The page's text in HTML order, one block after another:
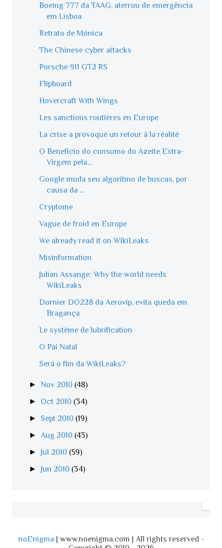
Boeing 777 da TAAG, aterrou de emergência
em Lisboa
Retrato de Mónica
The Chinese cyber attacks
Porsche 911 GT2 RS
Flipboard
Hovercraft With Wings
Les sanctions routières en Europe
La crise a provoqué un retour à la réalité
O Benefício do consumo do Azeite Extra-
Virgem pela...
Google muda seu algoritmo de buscas, por
causa da ...
Cryptome
Vague de froid en Europe
We already read it on WikiLeaks
Misinformation
Julian Assange: Why the world needs
WikiLeaks
Dornier DO228 da Aerovip, evita queda em
Bragança
Le système de lubrification
O Pai Natal
Será o fim da WikiLeaks?
►Nov 2010 (48)
► Oct 2010 (34)
► Sept 2010 (19)
► Aug 2010 (43)
► Jul 2010 (59)
► Jun 2010 (34)
noEnigma | www.noenigma.com | All rights reserved -